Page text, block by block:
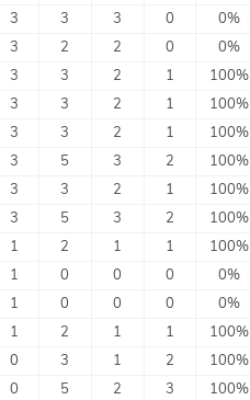
3 3 3 0 0%
3 2 2 0 0%
3 3 2 1 100%
3 3 2 1 100%
3 3 2 1 100%
3 5 3 2 100%
3 3 2 1 100%
3 5 3 2 100%
1 2 1 1 100%
1 0 0 0 0%
1 0 0 0 0%
1 2 1 1 100%
0 3 1 2 100%
0 5 2 3 100%